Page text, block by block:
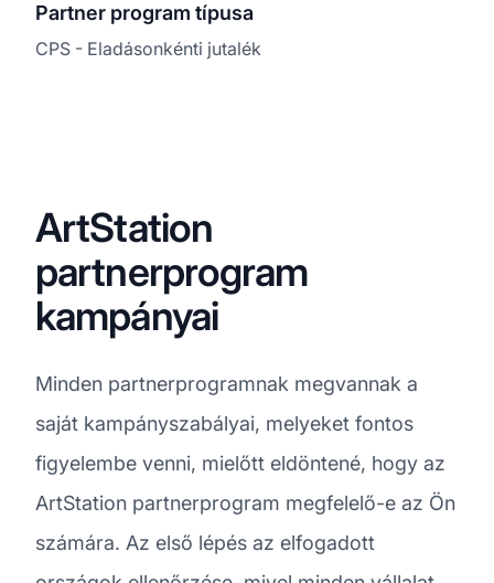
Partner program típusa
CPS - Eladásonkénti jutalék
ArtStation
partnerprogram
kampányai
Minden partnerprogramnak megvannak a
saját kampányszabályai, melyeket fontos
figyelembe venni, mielőtt eldöntené, hogy az
ArtStation partnerprogram megfelelő-e az Ön
számára. Az első lépés az elfogadott